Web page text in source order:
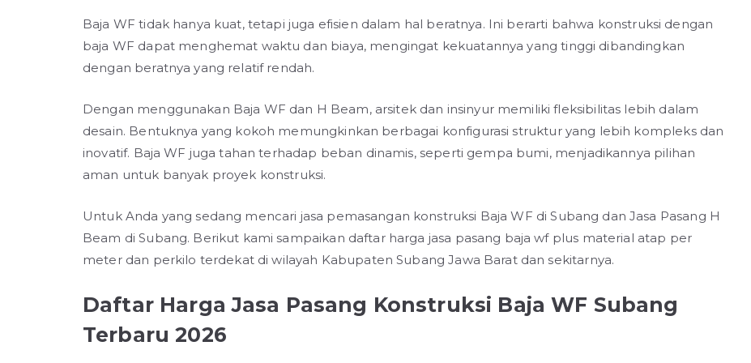
Baja WF tidak hanya kuat, tetapi juga efisien dalam hal beratnya. Ini berarti bahwa konstruksi dengan
baja WF dapat menghemat waktu dan biaya, mengingat kekuatannya yang tinggi dibandingkan
dengan beratnya yang relatif rendah.
Dengan menggunakan Baja WF dan H Beam, arsitek dan insinyur memiliki fleksibilitas lebih dalam
desain. Bentuknya yang kokoh memungkinkan berbagai konfigurasi struktur yang lebih kompleks dan
inovatif. Baja WF juga tahan terhadap beban dinamis, seperti gempa bumi, menjadikannya pilihan
aman untuk banyak proyek konstruksi.
Untuk Anda yang sedang mencari jasa pemasangan konstruksi Baja WF di Subang dan Jasa Pasang H
Beam di Subang. Berikut kami sampaikan daftar harga jasa pasang baja wf plus material atap per
meter dan perkilo terdekat di wilayah Kabupaten Subang Jawa Barat dan sekitarnya.
Daftar Harga Jasa Pasang Konstruksi Baja WF Subang
Terbaru 2026